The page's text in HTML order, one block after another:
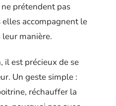
ne prétendent pas
accompagnent le
leur manière.
il est précieux de se
Un geste simple :
réchauffer la